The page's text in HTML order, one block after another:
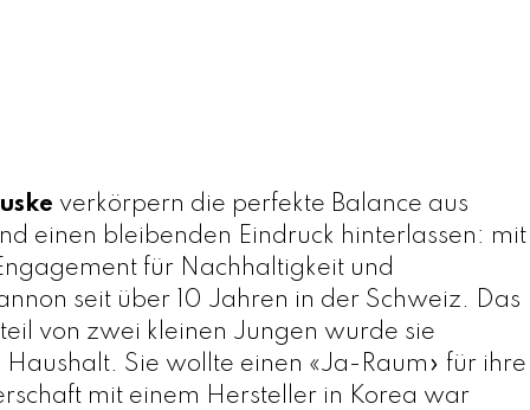
verkörpern die perfekte Balance aus
einen bleibenden Eindruck hinterlassen: mit
für Nachhaltigkeit und
seit über 10 Jahren in der Schweiz. Das
von zwei kleinen Jungen wurde sie
Sie wollte einen «Ja-Raum» für ihre
mit einem Hersteller in Korea war